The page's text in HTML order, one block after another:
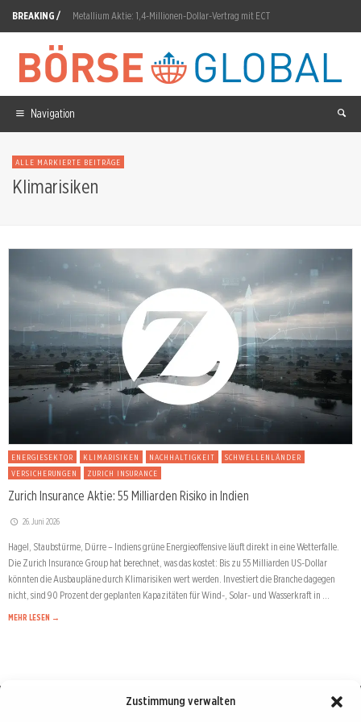
Zustimmung verwalten
BREAKING / Metallium Aktie: 1,4-Millionen-Dollar-Vertrag mit ECT
Microsoft-Aktie: Rechtfertigt Wachstum die hohe Bewertung?
KNDS Aktie: 69 Boxer-Radpanzer für Deutschland und Niederlande
DCC Aktie: KKR und ECP bewerten Energy-Sparte mit 5,75 Mrd. Pfund
Basler Aktie: Prognose auf 290 Millionen Euro angehoben
TKMS Aktie: Kanada-Auftrag für zwölf U-Boote
Navigation
ALLE MARKIERTE BEITRÄGE
Klimarisiken
ENERGIESEKTOR KLIMARISIKEN NACHHALTIGKEIT
SCHWELLENLÄNDER
VERSICHERUNGEN
ZURICH INSURANCE
Zurich Insurance Aktie: 55 Milliarden Risiko in Indien
26. Juni 2026
Hagel, Staubstürme, Dürre – Indiens grüne Energieoffensive läuft direkt in eine Wetterfalle.
Die Zurich Insurance Group hat berechnet, was das kostet: Bis zu 55 Milliarden US-Dollar
könnten die Ausbaupläne durch Klimarisiken wert werden. Investiert die Branche dagegen
nicht, sind 90 Prozent der geplanten Kapazitäten für Wind-, Solar- und Wasserkraft in …
MEHR LESEN →
Börse : lokal, international, global